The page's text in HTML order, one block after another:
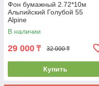
Фон бумажный 2.72*10м
Альпийский Голубой 55
Alpine
В наличии
29 000 ₸ 32 000 ₸
Купить